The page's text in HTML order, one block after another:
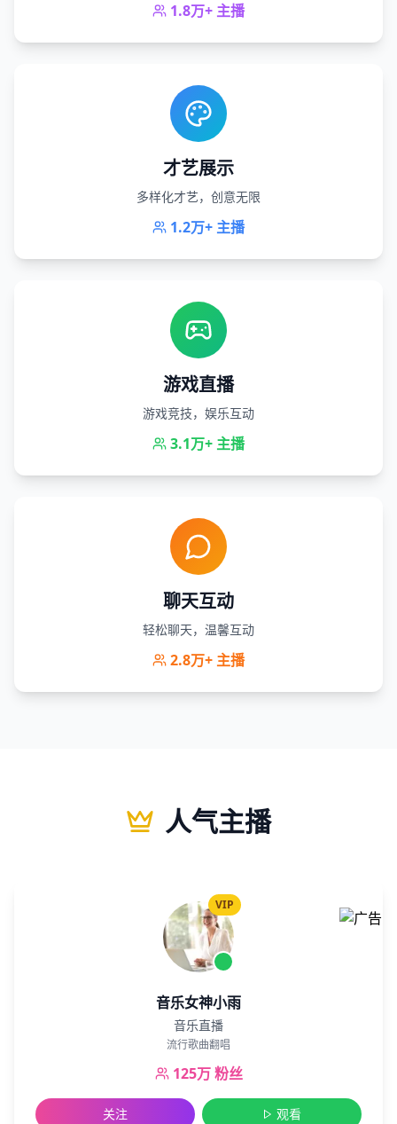
1.8万+ 主播
才艺展示
多样化才艺，创意无限
1.2万+ 主播
游戏直播
游戏竞技，娱乐互动
3.1万+ 主播
聊天互动
轻松聊天，温馨互动
2.8万+ 主播
人气主播
VIP
音乐女神小雨
音乐直播
流行歌曲翻唱
125万粉丝
关注 观看